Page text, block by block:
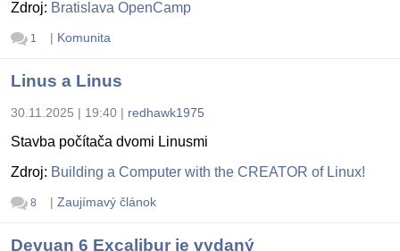
Zdroj: Bratislava OpenCamp
1 | Komunita
Linus a Linus
30.11.2025 | 19:40 | redhawk1975
Stavba počítača dvomi Linusmi
Zdroj: Building a Computer with the CREATOR of Linux!
8 | Zaujímavý článok
Devuan 6 Excalibur je vydaný